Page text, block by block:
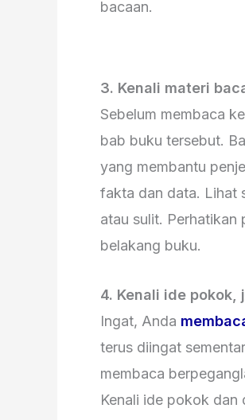
bacaan.
3. Kenali materi
Sebelum membaca
bab buku tersebut.
yang membantu
fakta dan data. Lihat
atau sulit. Perhatikan
belakang buku.
4. Kenali ide
Ingat, Anda
terus diingat
membaca
Kenali ide pokok dan